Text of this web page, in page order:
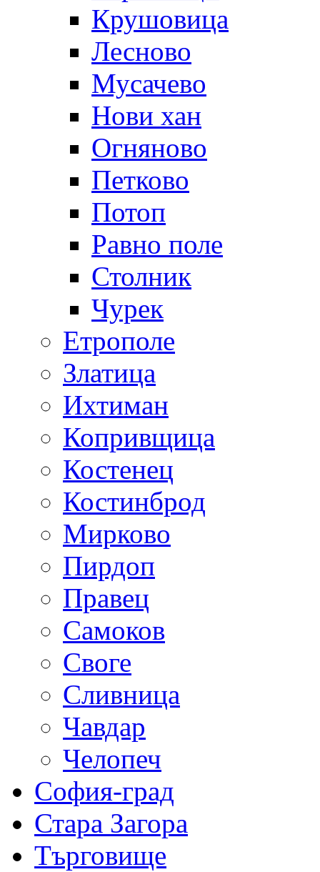
Крушовица
Лесново
Мусачево
Нови хан
Огняново
Петково
Потоп
Равно поле
Столник
Чурек
Етрополе
Златица
Ихтиман
Копривщица
Костенец
Костинброд
Мирково
Пирдоп
Правец
Самоков
Своге
Сливница
Чавдар
Челопеч
София-град
Стара Загора
Търговище